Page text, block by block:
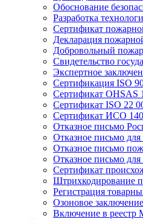
Обоснование
Разработка
Сертификат
Декларация
Добровольный
Свидетельство
Экспертное
Сертификация ISO
Сертификат OHSAS
Сертификат ISO 22
Сертификат ИСО
Отказное письмо
Отказное письмо для
Отказное письмо
Отказное письмо
Сертификат
Штрихкодирование
Регистрация
Озоновое заключение
Включение в реестр